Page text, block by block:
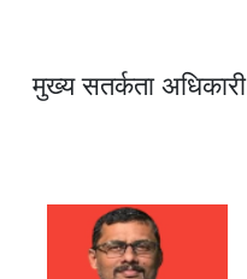
मुख्य सतर्कता अधिकारी